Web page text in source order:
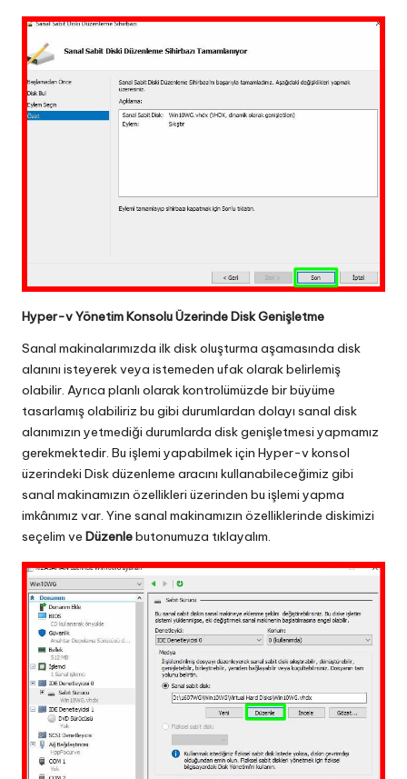
Hyper-v Yönetim Konsolu Üzerinde Disk Genişletme
Sanal makinalarımızda ilk disk oluşturma aşamasında disk
alanını isteyerek veya istemeden ufak olarak belirlemiş
olabilir. Ayrıca planlı olarak kontrolümüzde bir büyüme
tasarlamış olabiliriz bu gibi durumlardan dolayı sanal disk
alanımızın yetmediği durumlarda disk genişletmesi yapmamız
gerekmektedir. Bu işlemi yapabilmek için Hyper-v konsol
üzerindeki Disk düzenleme aracını kullanabileceğimiz gibi
sanal makinamızın özellikleri üzerinden bu işlemi yapma
imkânımız var. Yine sanal makinamızın özelliklerinde diskimizi
seçelim ve Düzenlebutonumuza tıklayalım.